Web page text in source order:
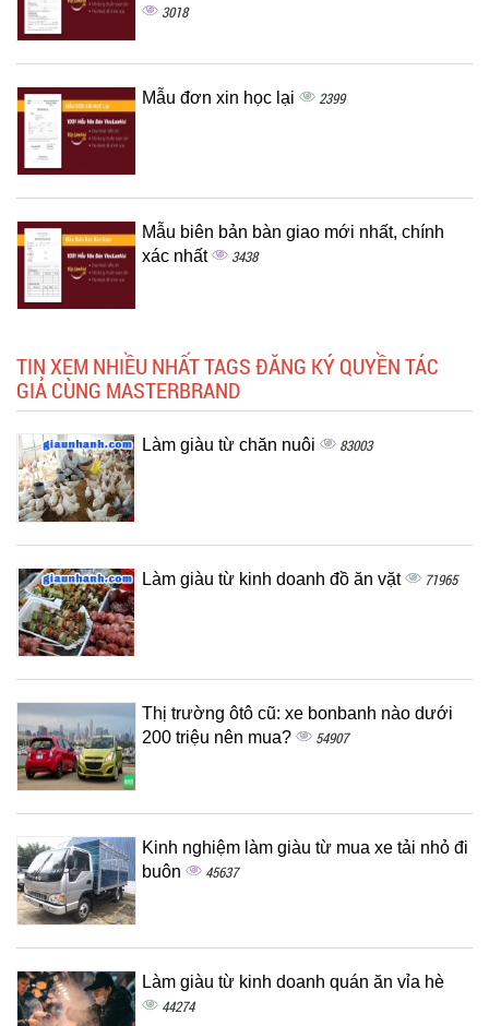
3018
Mẫu đơn xin học lại 2399
Mẫu biên bản bàn giao mới nhất, chính
xác nhất
3438
TIN XEM NHIỀU NHẤT TAGS ĐĂNG KÝ QUYỀN TÁC
GIẢ CÙNG MASTERBRAND
Làm giàu từ chăn nuôi 83003
Làm giàu từ kinh doanh đồ ăn vặt 71965
Thị trường ôtô cũ: xe bonbanh nào dưới
200 triệu nên mua?
54907
Kinh nghiệm làm giàu từ mua xe tải nhỏ đi
buôn
45637
Làm giàu từ kinh doanh quán ăn vỉa hè
44274